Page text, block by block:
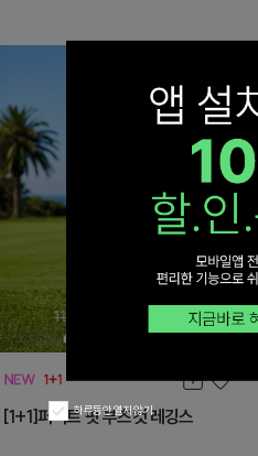
[1+1]퍼펙트 핏 부츠컷 레깅스
하루동안 열지 않기